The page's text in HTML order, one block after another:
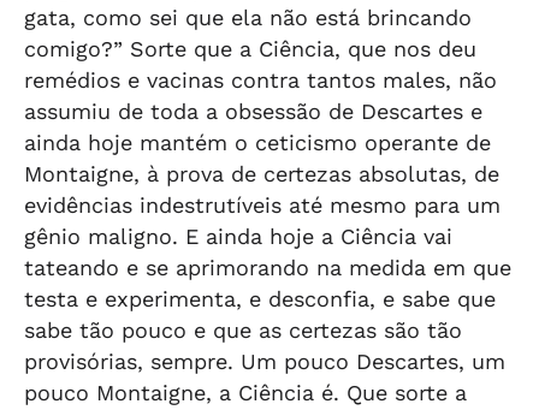
gata, como sei que ela não está brincando
comigo?” Sorte que a Ciência, que nos deu
remédios e vacinas contra tantos males, não
assumiu de toda a obsessão de Descartes e
ainda hoje mantém o ceticismo operante de
Montaigne, à prova de certezas absolutas, de
evidências indestrutíveis até mesmo para um
gênio maligno. E ainda hoje a Ciência vai
tateando e se aprimorando na medida em que
testa e experimenta, e desconfia, e sabe que
sabe tão pouco e que as certezas são tão
provisórias, sempre. Um pouco Descartes, um
pouco Montaigne, a Ciência é. Que sorte a